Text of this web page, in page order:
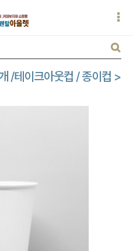
/테이크아웃컵 / 종이컵 >